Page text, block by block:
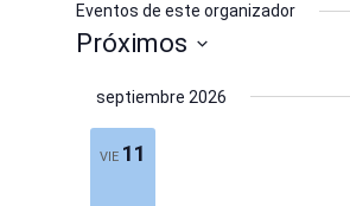
Eventos de este organizador
Próximos
fecha.
septiembre 2026
VIE 11